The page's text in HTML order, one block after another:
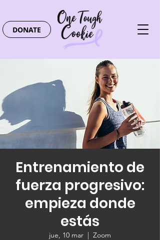
DONATE
Entrenamiento de
fuerza progresivo:
empieza donde
estás
jue, 10 mar
  |
Zoom